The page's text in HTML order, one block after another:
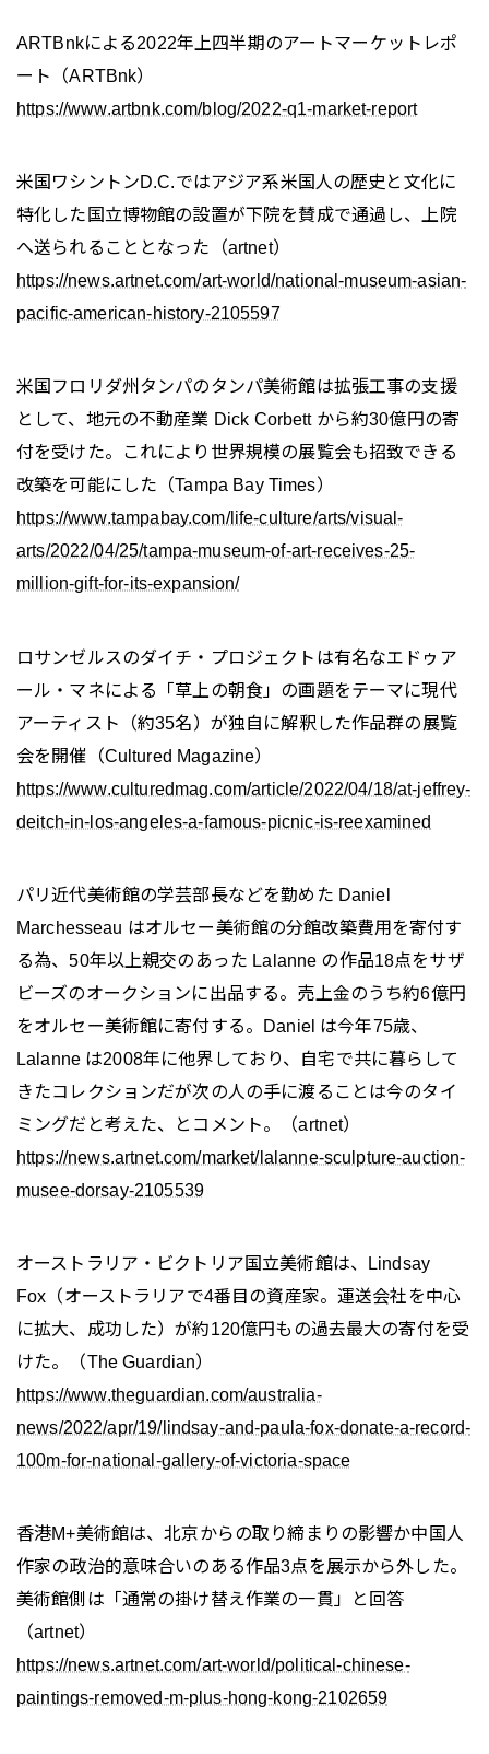
ARTBnkによる2022年上四半期のアートマーケットレポ
ート（ARTBnk）
https://www.artbnk.com/blog/2022-q1-market-report
米国ワシントンD.C.ではアジア系米国人の歴史と文化に
特化した国立博物館の設置が下院を賛成で通過し、上院
へ送られることとなった（artnet）
https://news.artnet.com/art-world/national-museum-asian-
pacific-american-history-2105597
米国フロリダ州タンパのタンパ美術館は拡張工事の支援
として、地元の不動産業 Dick Corbett から約30億円の寄
付を受けた。これにより世界規模の展覧会も招致できる
改築を可能にした（Tampa Bay Times）
https://www.tampabay.com/life-culture/arts/visual-
arts/2022/04/25/tampa-museum-of-art-receives-25-
million-gift-for-its-expansion/
ロサンゼルスのダイチ・プロジェクトは有名なエドゥア
ール・マネによる「草上の朝食」の画題をテーマに現代
アーティスト（約35名）が独自に解釈した作品群の展覧
会を開催（Cultured Magazine）
https://www.culturedmag.com/article/2022/04/18/at-jeffrey-
deitch-in-los-angeles-a-famous-picnic-is-reexamined
パリ近代美術館の学芸部長などを勤めた Daniel
Marchesseau はオルセー美術館の分館改築費用を寄付す
る為、50年以上親交のあった Lalanne の作品18点をサザ
ビーズのオークションに出品する。売上金のうち約6億円
をオルセー美術館に寄付する。Daniel は今年75歳、
Lalanne は2008年に他界しており、自宅で共に暮らして
きたコレクションだが次の人の手に渡ることは今のタイ
ミングだと考えた、とコメント。（artnet）
https://news.artnet.com/market/lalanne-sculpture-auction-
musee-dorsay-2105539
オーストラリア・ビクトリア国立美術館は、Lindsay
Fox（オーストラリアで4番目の資産家。運送会社を中心
に拡大、成功した）が約120億円もの過去最大の寄付を受
けた。（The Guardian）
https://www.theguardian.com/australia-
news/2022/apr/19/lindsay-and-paula-fox-donate-a-record-
100m-for-national-gallery-of-victoria-space
香港M+美術館は、北京からの取り締まりの影響か中国人
作家の政治的意味合いのある作品3点を展示から外した。
美術館側は「通常の掛け替え作業の一貫」と回答
（artnet）
https://news.artnet.com/art-world/political-chinese-
paintings-removed-m-plus-hong-kong-2102659